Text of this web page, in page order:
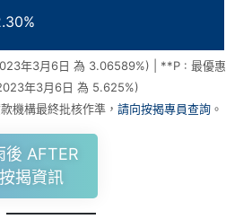
年3月6日 為 3.06589%) | **P : 最優惠
年3月6日 為 5.625%)
機構最終批核作準， 請向按揭專員查詢 。
後 AFTER
揭資訊